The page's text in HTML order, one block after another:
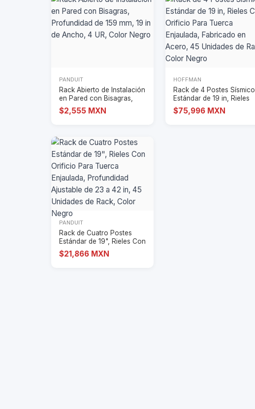
PANDUIT
Rack Abierto de Instalación
en Pared con Bisagras,
Profundi
$2,555 MXN
HOFFMAN
Rack de 4 Postes Sísmico,
Estándar de 19 in, Rieles
Con Or
$75,996 MXN
PANDUIT
Rack de Cuatro Postes
Estándar de 19", Rieles Con
Orificio
$21,866 MXN